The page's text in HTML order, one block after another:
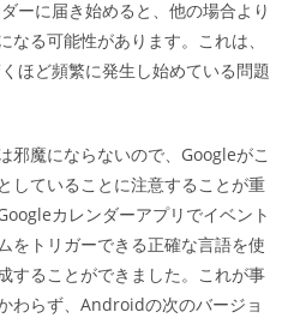
ーに届き始めると、他の場合より
なる可能性があります。これは、
ほど頻繁に発生し始めている問題
邪魔にならないので、Googleがこ
していることに注意することが重
カレンダーアプリでイベント
をトリガーできる正確な言語を使
することができました。これが事
わらず、Androidの次のバージョ